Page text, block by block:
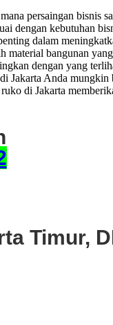
persaingan bisnis
dengan kebutuhan
dalam
bangunan
dengan yang
Jakarta Anda
di Jakarta
Timur,